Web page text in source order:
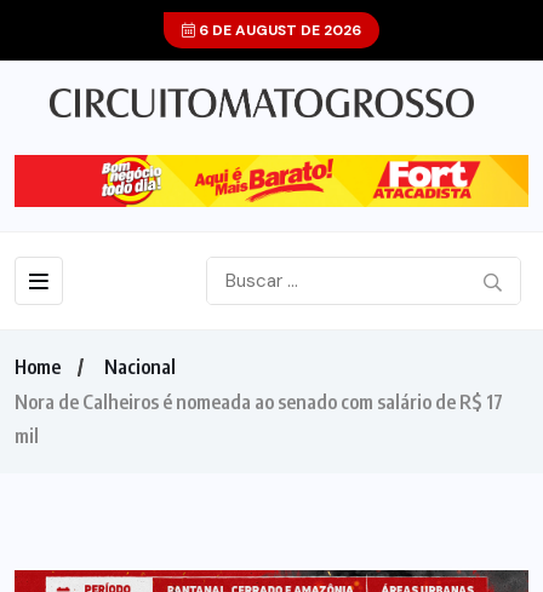
6 DE AUGUST DE 2026
Home
Nacional
Nora de Calheiros é nomeada ao senado com salário de R$ 17
mil